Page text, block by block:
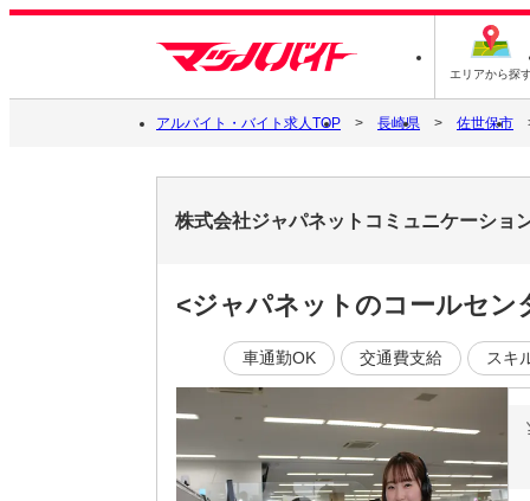
エリアから探
アルバイト・バイト求人TOP 長崎県 佐世保市
株式会社ジャパネットコミュニケーシ
<ジャパネットのコールセン
車通勤OK 交通費支給 スキ